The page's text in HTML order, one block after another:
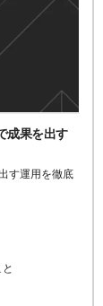
成果を出す
す運用を徹底